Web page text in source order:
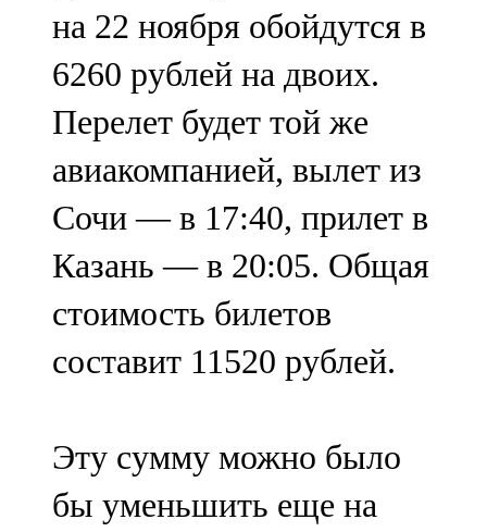
на 22 ноября обойдутся в
6260 рублей на двоих.
Перелет будет той же
авиакомпанией, вылет из
Сочи — в 17:40, прилет в
Казань — в 20:05. Общая
стоимость билетов
составит 11520 рублей.
Эту сумму можно было
бы уменьшить еще на